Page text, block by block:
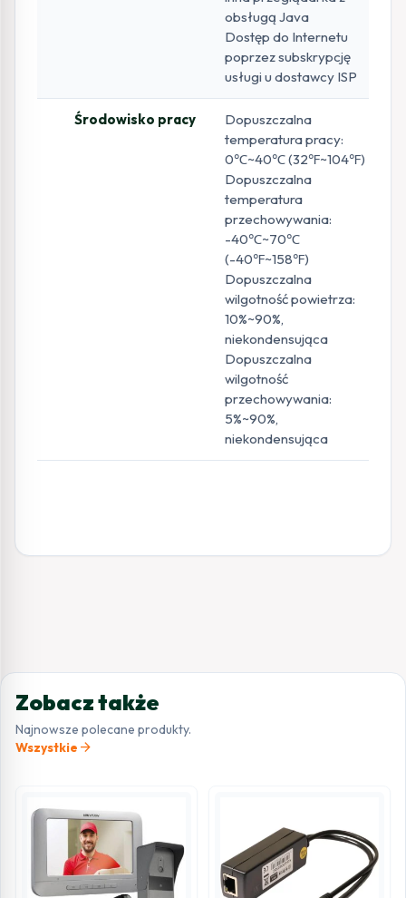
obsługą Java
Dostęp do Internetu
poprzez subskrypcję
usługi u dostawcy ISP
Środowisko pracy
Dopuszczalna
temperatura pracy:
0℃~40℃ (32℉~104℉)
Dopuszczalna
temperatura
przechowywania:
-40℃~70℃
(-40℉~158℉)
Dopuszczalna
wilgotność powietrza:
10%~90%,
niekondensująca
Dopuszczalna
wilgotność
przechowywania:
5%~90%,
niekondensująca
Zobacz także
Najnowsze polecane produkty.
Wszystkie arrow_forward